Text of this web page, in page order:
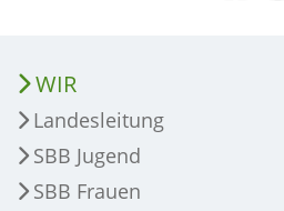
WIR
Landesleitung
SBB Jugend
SBB Frauen